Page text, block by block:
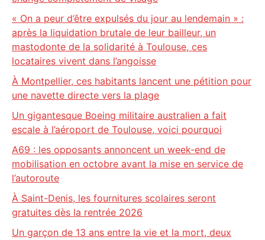
« On a peur d’être expulsés du jour au lendemain » :
après la liquidation brutale de leur bailleur, un
mastodonte de la solidarité à Toulouse, ces
locataires vivent dans l’angoisse
À Montpellier, ces habitants lancent une pétition pour
une navette directe vers la plage
Un gigantesque Boeing militaire australien a fait
escale à l’aéroport de Toulouse, voici pourquoi
A69 : les opposants annoncent un week-end de
mobilisation en octobre avant la mise en service de
l’autoroute
À Saint-Denis, les fournitures scolaires seront
gratuites dès la rentrée 2026
Un garçon de 13 ans entre la vie et la mort, deux